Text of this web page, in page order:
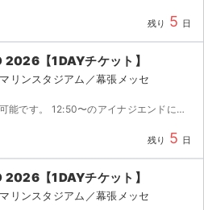
残り 5 日
【1DAYチケット】
ンスタジアム／幕張メッセ
12：00以降で現地にて受け取り可能です。 12:50〜のアイナジエンドに間に合うように取引させて頂きたいです。
残り 5 日
【1DAYチケット】
ンスタジアム／幕張メッセ